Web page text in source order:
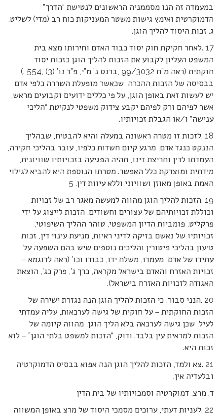
במעמדה זה הנו מסממניה הראשונים לנטישת “הדרך”
הדמוקרטית ואימץ גישות משטר המעניקות כוח רב (מדי) לשליט.
ג. זכות היסוד להליך הוגן.
17 .לאחר חקיקת חוק יסוד כבוד האדם וחירותו מצא בית
המשפט העליון לקבוע את הזכות להליך הוגן כזכות יסוד
חוקתית (ראה מ”ח 99/3032 ,ברנס נ’ מ”י, פ”ד נו’ (3) ,554 .)
בבסיסה של הזכות ההכרה, שכאשר מופעלת השררה כלפי אדם
יש לעשות זאת באופן הוגן, על פי כללים ידועים וקבועים מראש,
אשר לפיהם ורק לפיהם יקבע צידוק משפטי לנקיטת “הליכי
ענישה” ו/או הגבלת זכויותיו.
18 .לזכות זו מטרה ראשונה במעלה והיא להבטיח, שבהליך
הננקט כנגד אדם, מרגע קיום חשדות כלפיו, עובר בהליכי חקירה,
העמדתו לדין וחריצת דינו, תהיה הפגיעה בזכויותיו שוויונית,
מידתית ומוצדקת כלל האפשר. מטרתו הנוספת היא להביא לגילוי
האמת באופן מאוזן ושוויוני וללא עיוות דין. 5
19 .הזכות להליך הוגן מהווה למעשה מאגר רב של זכויות
וכוללת זכויותיהם של עצורים וחשודים, הזכות לייצוג על ידי
פרקליט, פומביות הדיון המשפטי, טוהר ההליך השיפוטי,
זכויותיו של נאשם בזיקה לדיני ראיות, מניעת עינוי דין, זכות
טיעון בהליכי פיטורין והליכים נוספים שיש בהם השפעה על
עתידו של אדם, מעמדו, משלח ידו, כבודו וכו’ (ראה לדוגמא –
זכויות האזרח והאדם בישראל מקראה, כרך ג’, פרק כג’, הוצאת
האגודה לזכויות האזרח בישראל).
20 .הנני סבור, כי הזכות להליך הוגן הנה נגזרת ישירה של
הזכות החוקתית – על חוקית של גישה לערכאות, עליה עמדתי
לעיל, שכן גישה לערכאה בלא הליך הוגן, מהווה קיומה של
הזכות למראית עין בלבד. ודוק, “הזכות למשפט בלתי הוגן” – לוא
זכות היא.
21 .צא ולמד, הזכות להליך הוגן הנה אפוא בבסיס הדמוקרטיה
ובלעדיה אין.
ד. מרצ, דמוקרטיה וסמכויותיו של בית הדין
22 .לעניות דעתי, ערוכים מסמכי היסוד של מרצ באופן המשווה